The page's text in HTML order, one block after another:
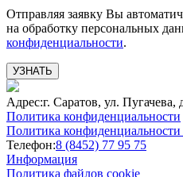
Отправляя заявку Вы
на обработку персональных
конфиденциальности.
УЗНАТЬ
Адрес:г. Саратов, ул. Пугачева,
Политика конфиденциальности
Политика
Телефон:8 (8452) 77 95 75
Информация
Политика файлов cookie